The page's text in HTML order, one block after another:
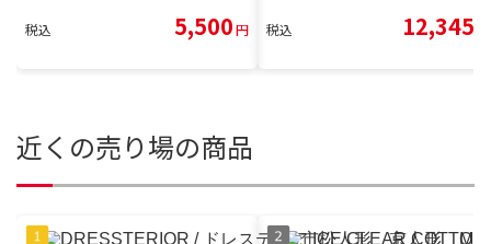
税込 5,500円 税込 12,345
近くの売り場の商品